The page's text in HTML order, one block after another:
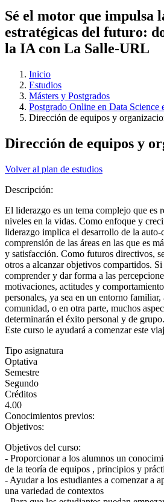
Sé el motor que impulsa
estratégicas del futuro:
la IA con La Salle-URL
Inicio
Estudios
Másters y Postgrados
Postgrado Online en Data
Dirección de equipos y
Dirección de equipos y
Volver al plan de estudios
Descripción:
El liderazgo es un tema complejo que es
niveles en la vidas. Como enfoque y
liderazgo implica el desarrollo de la auto-
comprensión de las áreas en las que es
y satisfacción. Como futuros directivos,
otros a alcanzar objetivos compartidos.
comprender y dar forma a las
motivaciones, actitudes y
personales, ya sea en un entorno familiar,
comunidad, o en otra parte, muchos
determinarán el éxito personal y de grupo.
Este curso le ayudará a comenzar este
Tipo asignatura
Optativa
Semestre
Segundo
Créditos
4.00
Conocimientos previos:
Objetivos:
Objetivos del curso:
- Proporcionar a los alumnos un
de la teoría de equipos , principios y
- Ayudar a los estudiantes a comenzar a
una variedad de contextos